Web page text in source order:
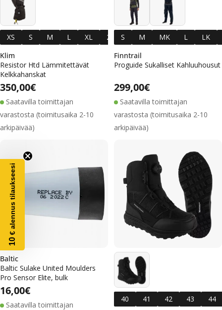
XS S M L XL 2XL
3XL
Klim
Resistor Htd Lämmitettävät
Kelkkahanskat
Normaalihinta
350,00€
Saatavilla toimittajan
varastosta (toimitusaika 2-10
arkipäivää)
S M MK L
LK
Finntrail
Proguide Sukalliset Kahluuhousut
Normaalihinta
299,00€
Saatavilla toimittajan
varastosta (toimitusaika 2-10
arkipäivää)
Baltic
Baltic Sulake United Moulders
Pro Sensor Elite, bulk
Normaalihinta
16,00€
Saatavilla toimittajan
40 41 42 43
44
10
€ alennus tilaukseesi